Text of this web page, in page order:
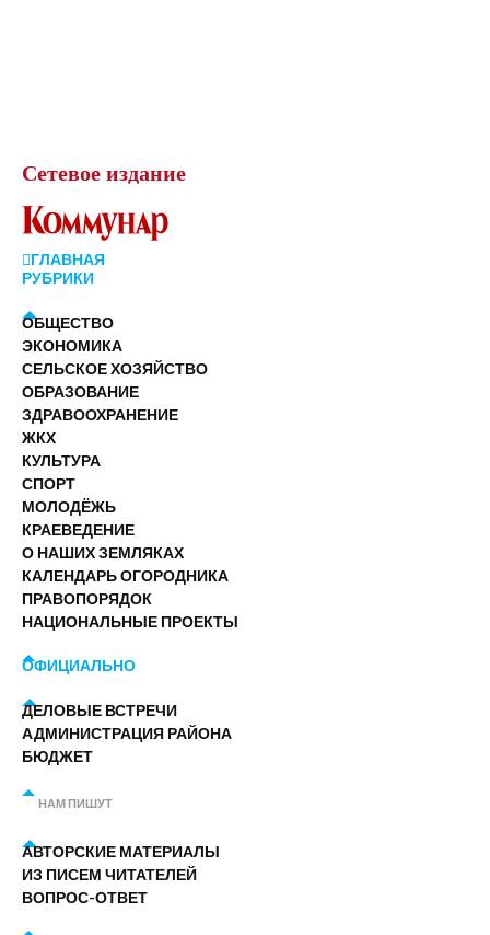
Сетевое издание
ГЛАВНАЯ
РУБРИКИ
ОБЩЕСТВО
ЭКОНОМИКА
СЕЛЬСКОЕ ХОЗЯЙСТВО
ОБРАЗОВАНИЕ
ЗДРАВООХРАНЕНИЕ
ЖКХ
КУЛЬТУРА
СПОРТ
МОЛОДЁЖЬ
КРАЕВЕДЕНИЕ
О НАШИХ ЗЕМЛЯКАХ
КАЛЕНДАРЬ ОГОРОДНИКА
ПРАВОПОРЯДОК
НАЦИОНАЛЬНЫЕ ПРОЕКТЫ
ОФИЦИАЛЬНО
ДЕЛОВЫЕ ВСТРЕЧИ
АДМИНИСТРАЦИЯ РАЙОНА
БЮДЖЕТ
НАМ ПИШУТ
АВТОРСКИЕ МАТЕРИАЛЫ
ИЗ ПИСЕМ ЧИТАТЕЛЕЙ
ВОПРОС-ОТВЕТ